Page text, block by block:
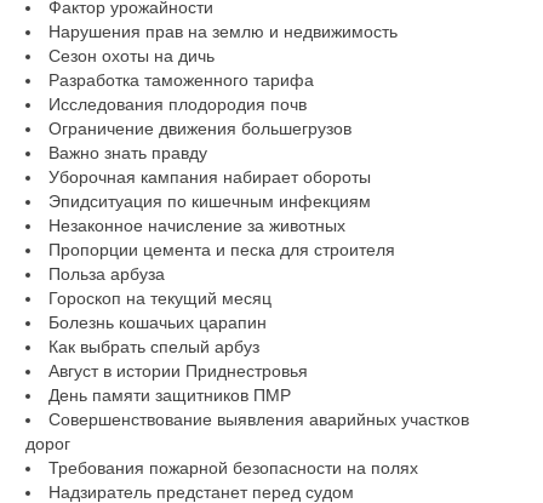
Фактор урожайности
Нарушения прав на землю и недвижимость
Сезон охоты на дичь
Разработка таможенного тарифа
Исследования плодородия почв
Ограничение движения большегрузов
Важно знать правду
Уборочная кампания набирает обороты
Эпидситуация по кишечным инфекциям
Незаконное начисление за животных
Пропорции цемента и песка для строителя
Польза арбуза
Гороскоп на текущий месяц
Болезнь кошачьих царапин
Как выбрать спелый арбуз
Август в истории Приднестровья
День памяти защитников ПМР
Совершенствование выявления аварийных участков
дорог
Требования пожарной безопасности на полях
Надзиратель предстанет перед судом